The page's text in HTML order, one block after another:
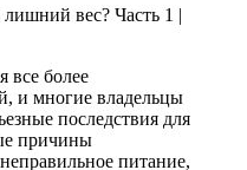
вес? Часть 1 |
все более
и многие владельцы
последствия для
причины
питание,